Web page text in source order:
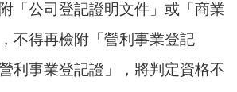
「公司登記證明文件」或「商業
不得再檢附「營利事業登記
利事業登記證」，將判定資格不